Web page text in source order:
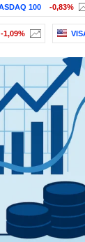
100 -0,83%
-1,09%